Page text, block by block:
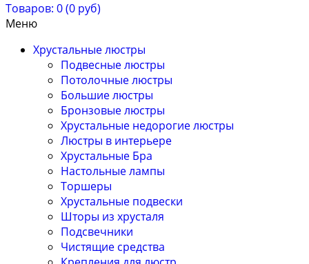
Товаров: 0 (0 руб)
Меню
Хрустальные люстры
Подвесные люстры
Потолочные люстры
Большие люстры
Бронзовые люстры
Хрустальные недорогие люстры
Люстры в интерьере
Хрустальные Бра
Настольные лампы
Торшеры
Хрустальные подвески
Шторы из хрусталя
Подсвечники
Чистящие средства